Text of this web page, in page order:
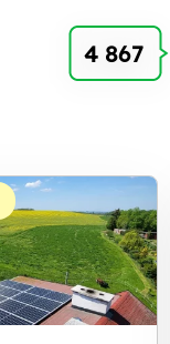
4 867